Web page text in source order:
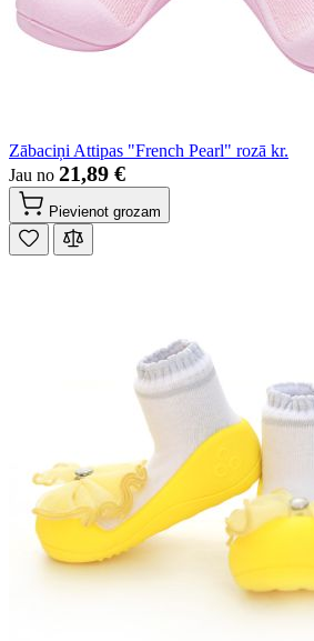
Zābaciņi Attipas "French Pearl" rozā kr.
Jau no 21,89 €
Pievienot grozam